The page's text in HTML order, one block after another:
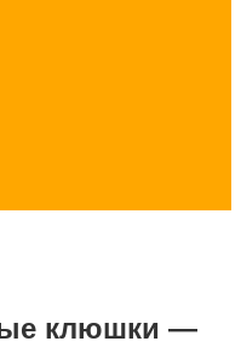
клюшки —